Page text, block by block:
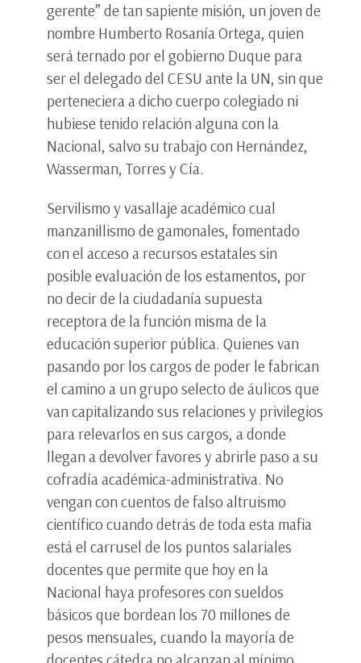
gerente” de tan sapiente misión, un joven de
nombre Humberto Rosanía Ortega, quien
será ternado por el gobierno Duque para
ser el delegado del CESU ante la UN, sin que
perteneciera a dicho cuerpo colegiado ni
hubiese tenido relación alguna con la
Nacional, salvo su trabajo con Hernández,
Wasserman, Torres y Cía.
Servilismo y vasallaje académico cual
manzanillismo de gamonales, fomentado
con el acceso a recursos estatales sin
posible evaluación de los estamentos, por
no decir de la ciudadanía supuesta
receptora de la función misma de la
educación superior pública. Quienes van
pasando por los cargos de poder le fabrican
el camino a un grupo selecto de áulicos que
van capitalizando sus relaciones y privilegios
para relevarlos en sus cargos, a donde
llegan a devolver favores y abrirle paso a su
cofradía académica-administrativa. No
vengan con cuentos de falso altruismo
científico cuando detrás de toda esta mafia
está el carrusel de los puntos salariales
docentes que permite que hoy en la
Nacional haya profesores con sueldos
básicos que bordean los 70 millones de
pesos mensuales, cuando la mayoría de